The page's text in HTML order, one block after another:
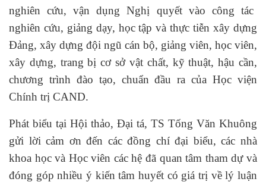
nghiên cứu, vận dụng Nghị quyết vào công tác
nghiên cứu, giảng dạy, học tập và thực tiễn xây dựng
Đảng, xây dựng đội ngũ cán bộ, giảng viên, học viên,
xây dựng, trang bị cơ sở vật chất, kỹ thuật, hậu cần,
chương trình đào tạo, chuẩn đầu ra của Học viện
Chính trị CAND.
Phát biểu tại Hội thảo, Đại tá, TS Tống Văn Khuông
gửi lời cảm ơn đến các đồng chí đại biểu, các nhà
khoa học và Học viên các hệ đã quan tâm tham dự và
đóng góp nhiều ý kiến tâm huyết có giá trị về lý luận